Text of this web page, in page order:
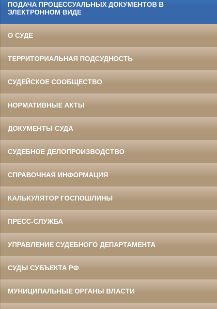
ПОДАЧА ПРОЦЕССУАЛЬНЫХ ДОКУМЕНТОВ В
ЭЛЕКТРОННОМ ВИДЕ
О СУДЕ
ТЕРРИТОРИАЛЬНАЯ ПОДСУДНОСТЬ
СУДЕЙСКОЕ СООБЩЕСТВО
НОРМАТИВНЫЕ АКТЫ
ДОКУМЕНТЫ СУДА
СУДЕБНОЕ ДЕЛОПРОИЗВОДСТВО
СПРАВОЧНАЯ ИНФОРМАЦИЯ
КАЛЬКУЛЯТОР ГОСПОШЛИНЫ
ПРЕСС-СЛУЖБА
УПРАВЛЕНИЕ СУДЕБНОГО ДЕПАРТАМЕНТА
СУДЫ СУБЪЕКТА РФ
МУНИЦИПАЛЬНЫЕ ОРГАНЫ ВЛАСТИ